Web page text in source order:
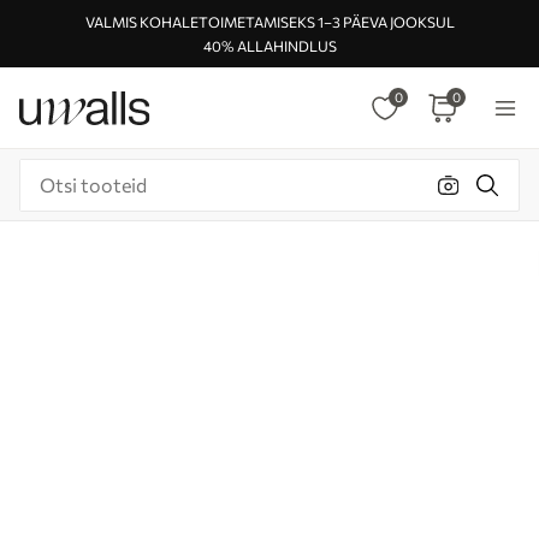
VALMIS KOHALETOIMETAMISEKS 1–3 PÄEVA JOOKSUL
40% ALLAHINDLUS
0 0